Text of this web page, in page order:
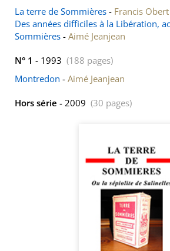
La terre de Sommières - Francis Obert
Des années difficiles à la Libération,
Sommières - Aimé Jeanjean
N° 1 - 1993 (188 pages)
Montredon - Aimé Jeanjean
Hors série - 2009 (30 pages)